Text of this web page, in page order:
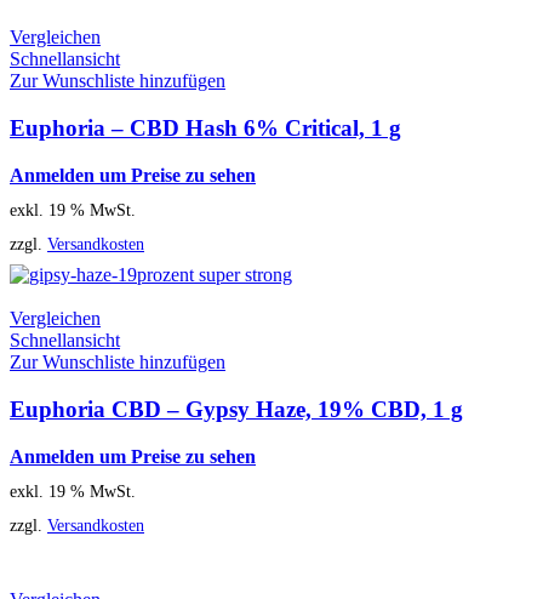
Vergleichen
Schnellansicht
Zur Wunschliste hinzufügen
Euphoria – CBD Hash 6% Critical, 1 g
Anmelden um Preise zu sehen
exkl. 19 % MwSt.
zzgl. Versandkosten
Vergleichen
Schnellansicht
Zur Wunschliste hinzufügen
Euphoria CBD – Gypsy Haze, 19% CBD, 1 g
Anmelden um Preise zu sehen
exkl. 19 % MwSt.
zzgl. Versandkosten